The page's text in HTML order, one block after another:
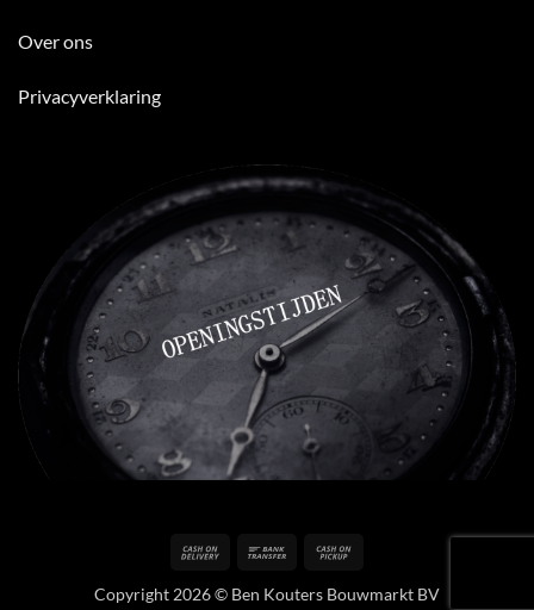
Over ons
Privacyverklaring
Cash
Delivery
Bank
Pickup
Copyright 2026 © Ben Kouters Bouwmarkt BV